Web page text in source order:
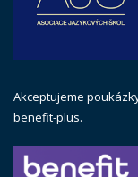
Akceptujeme
benefit-plus.